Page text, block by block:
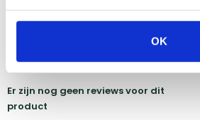
OK
Vind onze winkels
Reviews
Er zijn nog geen reviews voor dit
product